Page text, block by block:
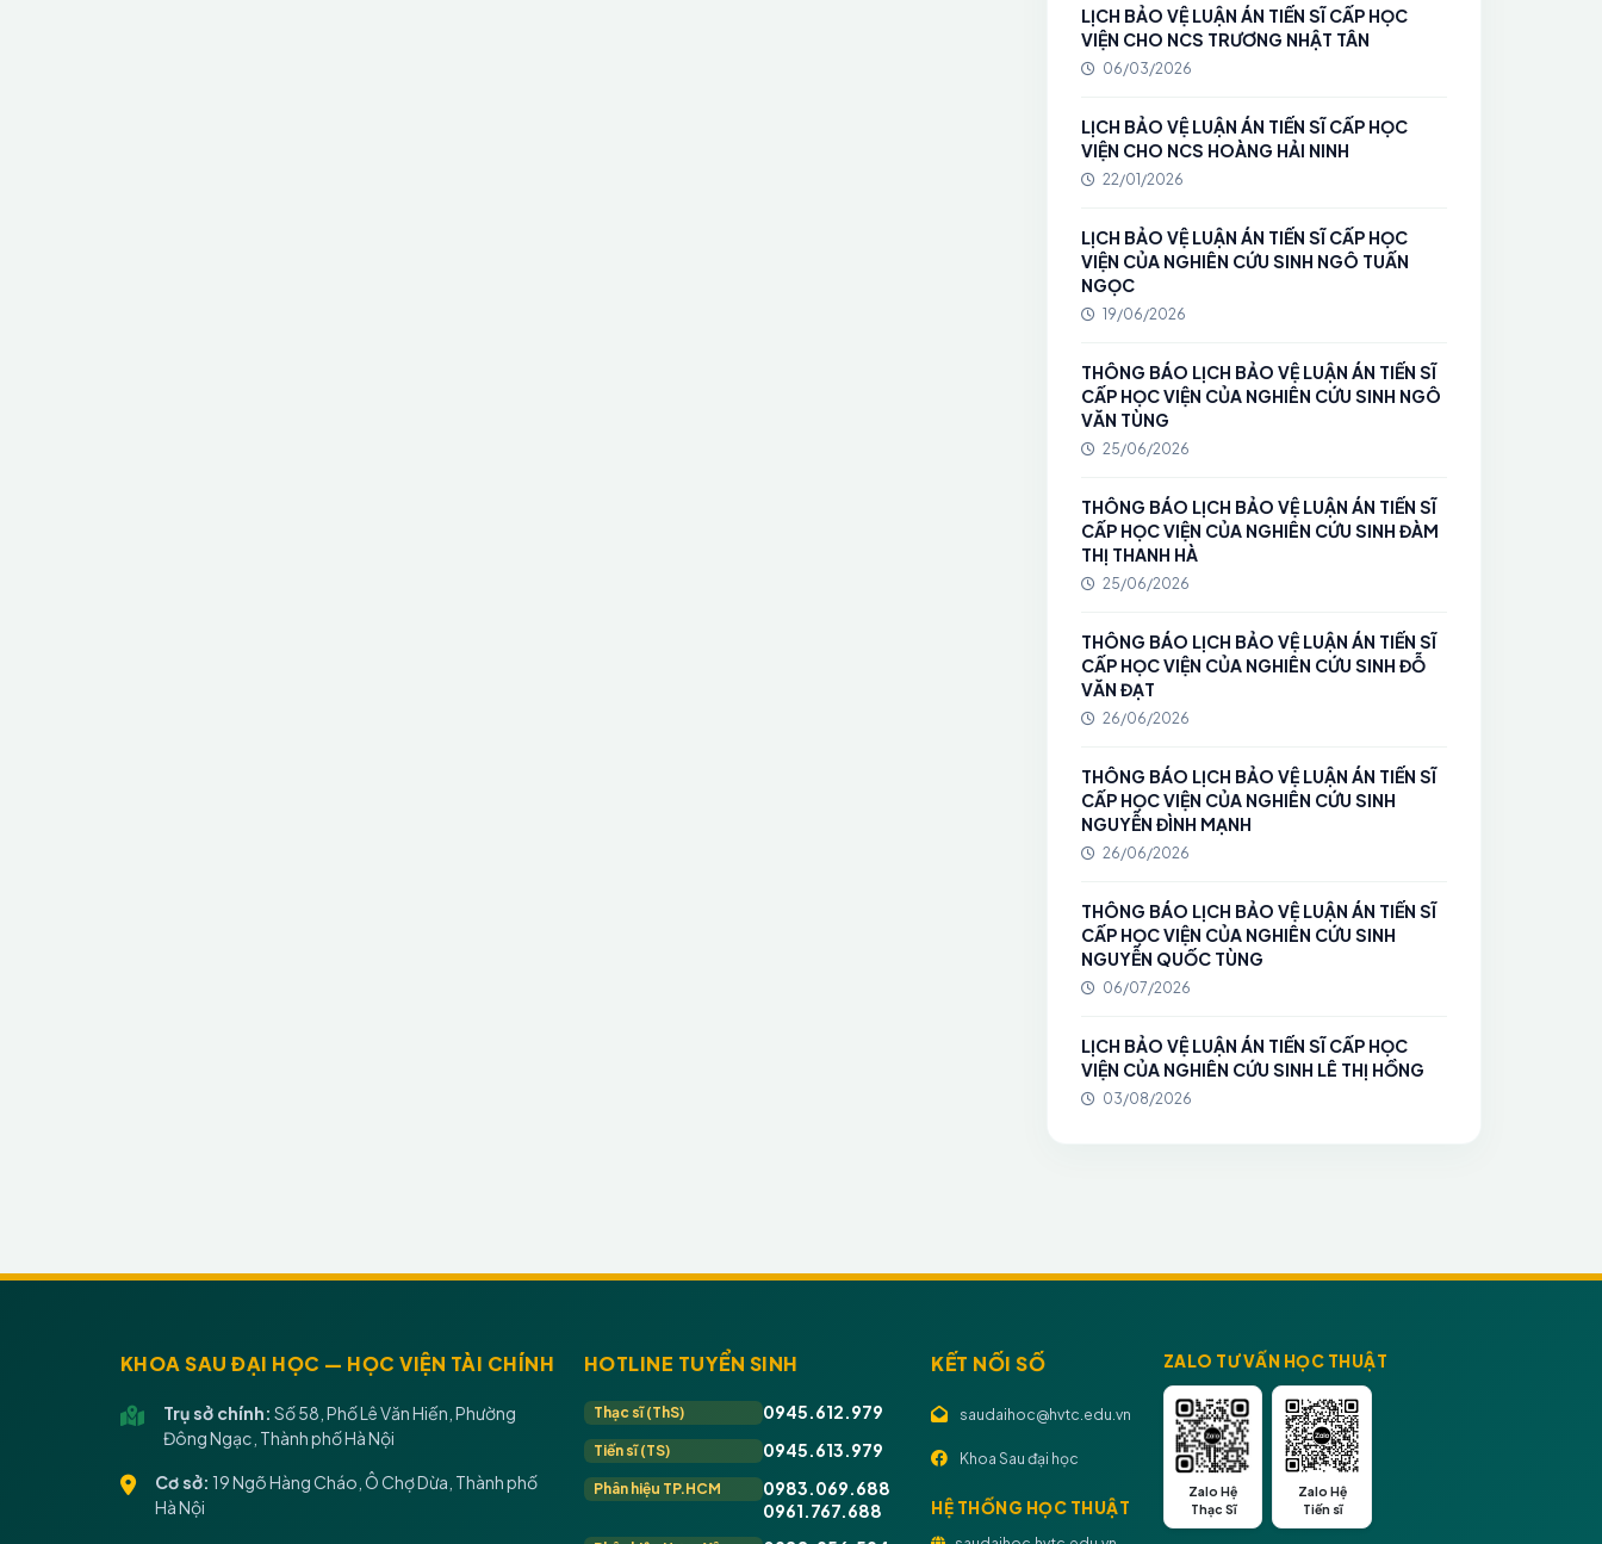
LỊCH BẢO VỆ LUẬN ÁN TIẾN SĨ CẤP HỌC
VIỆN CHO NCS TRƯƠNG NHẬT TÂN
06/03/2026
LỊCH BẢO VỆ LUẬN ÁN TIẾN SĨ CẤP HỌC
VIỆN CHO NCS HOÀNG HẢI NINH
22/01/2026
LỊCH BẢO VỆ LUẬN ÁN TIẾN SĨ CẤP HỌC
VIỆN CỦA NGHIÊN CỨU SINH NGÔ TUẤN
NGỌC
19/06/2026
THÔNG BÁO LỊCH BẢO VỆ LUẬN ÁN TIẾN SĨ
CẤP HỌC VIỆN CỦA NGHIÊN CỨU SINH NGÔ
VĂN TÙNG
25/06/2026
THÔNG BÁO LỊCH BẢO VỆ LUẬN ÁN TIẾN SĨ
CẤP HỌC VIỆN CỦA NGHIÊN CỨU SINH ĐÀM
THỊ THANH HÀ
25/06/2026
THÔNG BÁO LỊCH BẢO VỆ LUẬN ÁN TIẾN SĨ
CẤP HỌC VIỆN CỦA NGHIÊN CỨU SINH ĐỖ
VĂN ĐẠT
26/06/2026
THÔNG BÁO LỊCH BẢO VỆ LUẬN ÁN TIẾN SĨ
CẤP HỌC VIỆN CỦA NGHIÊN CỨU SINH
NGUYỄN ĐÌNH MẠNH
26/06/2026
THÔNG BÁO LỊCH BẢO VỆ LUẬN ÁN TIẾN SĨ
CẤP HỌC VIỆN CỦA NGHIÊN CỨU SINH
NGUYỄN QUỐC TÙNG
06/07/2026
LỊCH BẢO VỆ LUẬN ÁN TIẾN SĨ CẤP HỌC
VIỆN CỦA NGHIÊN CỨU SINH LÊ THỊ HỒNG
03/08/2026
KHOA SAU ĐẠI HỌC — HỌC VIỆN TÀI CHÍNH
Trụ sở chính: Số 58, Phố Lê Văn Hiến, Phường
Đông Ngạc, Thành phố Hà Nội
Cơ sở: 19 Ngõ Hàng Cháo, Ô Chợ Dừa, Thành phố
Hà Nội
HOTLINE TUYỂN SINH
Thạc sĩ (ThS) 0945.612.979
Tiến sĩ (TS) 0945.613.979
Phân hiệu TP.HCM
0983.069.688
0961.767.688
KẾT NỐI SỐ
saudaihoc@hvtc.edu.vn
Khoa Sau đại học
HỆ THỐNG HỌC THUẬT
ZALO TƯ VẤN HỌC THUẬT
Zalo Hệ
Thạc Sĩ
Zalo Hệ
Tiến sĩ